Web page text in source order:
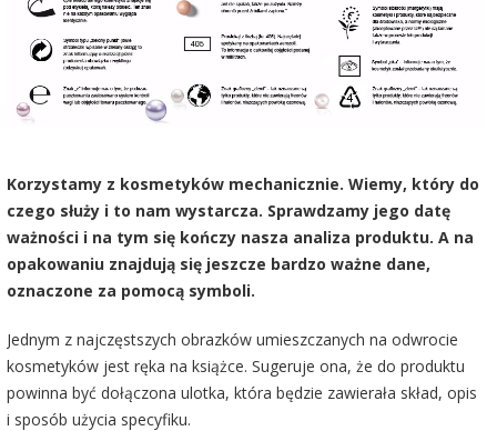
Korzystamy z kosmetyków mechanicznie. Wiemy, który do
czego służy i to nam wystarcza. Sprawdzamy jego datę
ważności i na tym się kończy nasza analiza produktu. A na
opakowaniu znajdują się jeszcze bardzo ważne dane,
oznaczone za pomocą symboli.
Jednym z najczęstszych obrazków umieszczanych na odwrocie
kosmetyków jest ręka na książce. Sugeruje ona, że do produktu
powinna być dołączona ulotka, która będzie zawierała skład, opis
i sposób użycia specyfiku.